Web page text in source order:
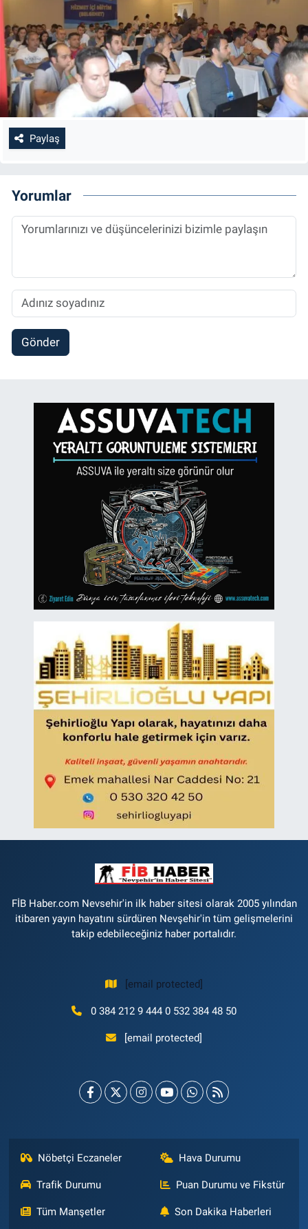
Paylaş
Yorumlar
Gönder
FİB Haber.com Nevsehir'in ilk haber sitesi olarak 2005 yılından
itibaren yayın hayatını sürdüren Nevşehir'in tüm gelişmelerini
takip edebileceğiniz haber portalıdır.
[email protected]
0 384 212 9 444 0 532 384 48 50
[email protected]
Nöbetçi Eczaneler Hava Durumu
Trafik Durumu Puan Durumu ve Fikstür
Tüm Manşetler Son Dakika Haberleri